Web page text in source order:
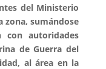
del Ministerio
zona, sumándose
autoridades
de Guerra del
al área en la